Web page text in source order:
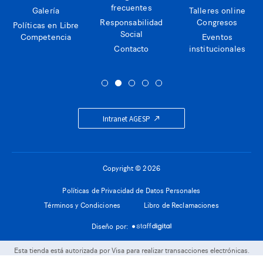
Galería
Políticas en Libre
Competencia
frecuentes
Responsabilidad
Social
Contacto
Talleres online
Congresos
Eventos
institucionales
Intranet AGESP
Copyright © 2026
Políticas de Privacidad de Datos Personales
Términos y Condiciones
Libro de Reclamaciones
Diseño por:
Esta tienda está autorizada por Visa para realizar transacciones electrónicas.